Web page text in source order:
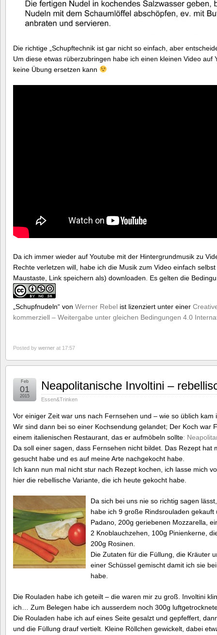
Die richtige „Schupftechnik ist gar nicht so einfach, aber
Um diese etwas rüberzubringen habe ich einen kleinen Video auf
keine Übung ersetzen kann
Da ich immer wieder auf Youtube mit der Hintergrundmusik zu
Rechte verletzen will, habe ich die Musik zum Video einfach
Maustaste, Link speichern als) downloaden. Es gelten die
„Schupfnudeln“ von Werner Rebel ist lizenziert unter einer
kommerziell – Weitergabe unter gleichen Bedingungen 4.0
Posted by werner at 17:57
Neapolitanische Involtini –
Essen&Trinken
Feb
01
2015
Vor einiger Zeit war uns nach Fernsehen und – wie so üblich
Wir sind dann bei so einer Kochsendung gelandet; Der Koch war
einem italienischen Restaurant, das er aufmöbeln sollte:
Da soll einer sagen, dass Fernsehen nicht bildet. Das Rezept hat
gesucht habe und es auf meine Arte nachgekocht habe.
Ich kann nun mal nicht stur nach Rezept kochen, ich lasse mich
hier die rebellische Variante, die ich heute gekocht habe.
Da sich bei uns nie so richtig sagen
habe ich 9 große Rindsrouladen
Padano, 200g geriebenen Mozzarella,
2 Knoblauchzehen, 100g Pinienkerne,
200g Rosinen.
Die Zutaten für die Füllung, die Kräuter
einer Schüssel gemischt damit ich sie
habe.
Die Rouladen habe ich geteilt – die waren mir zu groß. Involtini
ich… Zum Belegen habe ich ausserdem noch 300g
Die Rouladen habe ich auf eines Seite gesalzt und gepfeffert,
und die Füllung drauf vertielt. Kleine Röllchen gewickelt, dabei